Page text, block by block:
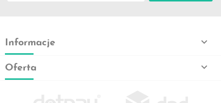
Informacje 
Oferta 